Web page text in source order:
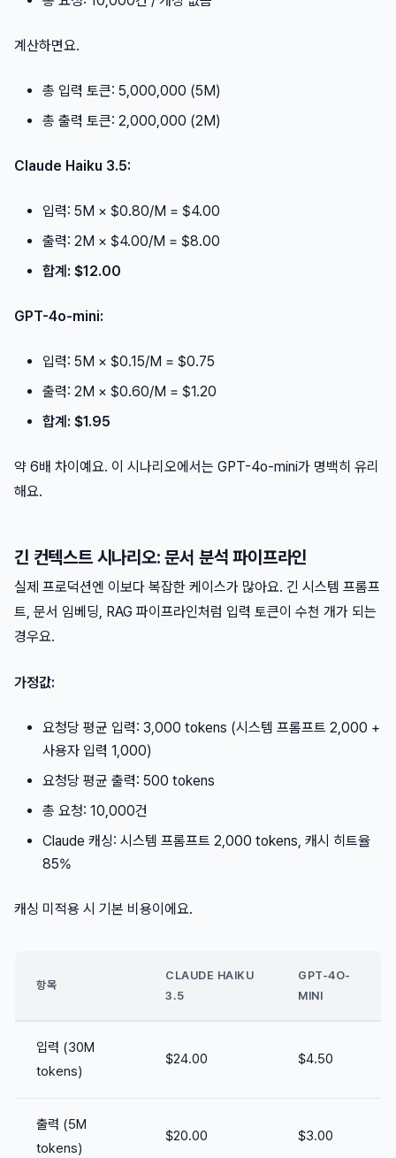
계산하면요.
총 입력 토큰: 5,000,000 (5M)
총 출력 토큰: 2,000,000 (2M)
Claude Haiku 3.5:
입력: 5M × $0.80/M = $4.00
출력: 2M × $4.00/M = $8.00
합계: $12.00
GPT-4o-mini:
입력: 5M × $0.15/M = $0.75
출력: 2M × $0.60/M = $1.20
합계: $1.95
약 6배 차이예요. 이 시나리오에서는 GPT-4o-mini가 명백히 유리
해요.
긴 컨텍스트 시나리오: 문서 분석 파이프라인
실제 프로덕션엔 이보다 복잡한 케이스가 많아요. 긴 시스템 프롬프
트, 문서 임베딩, RAG 파이프라인처럼 입력 토큰이 수천 개가 되는
경우요.
가정값:
요청당 평균 입력: 3,000 tokens (시스템 프롬프트 2,000 +
사용자 입력 1,000)
요청당 평균 출력: 500 tokens
총 요청: 10,000건
Claude 캐싱: 시스템 프롬프트 2,000 tokens, 캐시 히트율
85%
캐싱 미적용 시 기본 비용이에요.
항목
CLAUDE HAIKU
3.5
GPT-4O-
MINI
입력 (30M
tokens)
$24.00 $4.50
출력 (5M
tokens)
$20.00 $3.00